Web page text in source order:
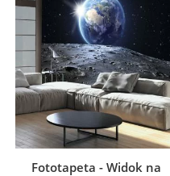
Fototapeta - Widok na